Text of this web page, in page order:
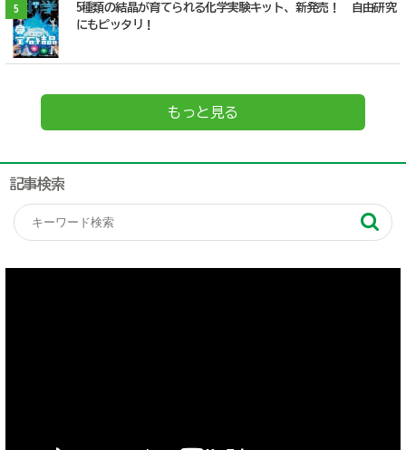
5
5種類の結晶が育てられる化学実験キット、新発売！ 自由研究
にもピッタリ！
もっと見る
記事検索